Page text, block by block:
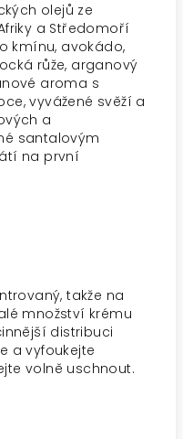
olejů ze
a Středomoří
kmínu, avokádo,
růže, arganový
aroma s
vyvážené svěží a
a
santalovým
na první
takže na
množství krému
distribuci
a vyfoukejte
volně uschnout.